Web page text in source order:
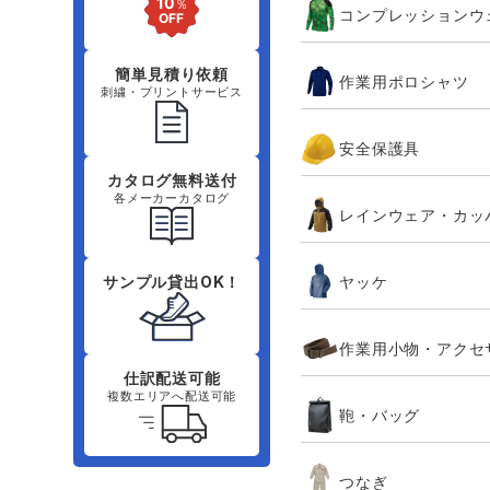
簡単見積り依頼
刺繍・プリントサービス
カタログ無料送付
各メーカーカタログ
サンプル貸出OK！
仕訳配送可能
複数エリアへ配送可能
コンプレッションウ
作業用ポロシャツ
安全保護具
レインウェア・カッ
ヤッケ
作業用小物・アクセ
鞄・バッグ
つなぎ